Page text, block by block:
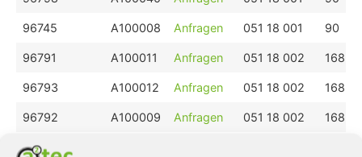
96745 A100008 Anfragen 051 18 001 90
96791 A100011 Anfragen 051 18 002 168
96793 A100012 Anfragen 051 18 002 168
96792 A100009 Anfragen 051 18 002 168
96794